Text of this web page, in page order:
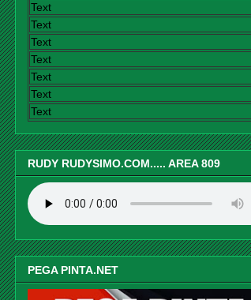
Text
Text
Text
Text
Text
Text
Text
RUDY RUDYSIMO.COM..... AREA 809
PEGA PINTA.NET